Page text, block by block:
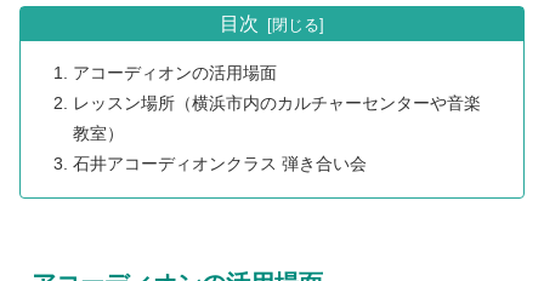
目次
アコーディオンの活用場面
レッスン場所（横浜市内のカルチャーセンターや音楽
教室）
石井アコーディオンクラス 弾き合い会